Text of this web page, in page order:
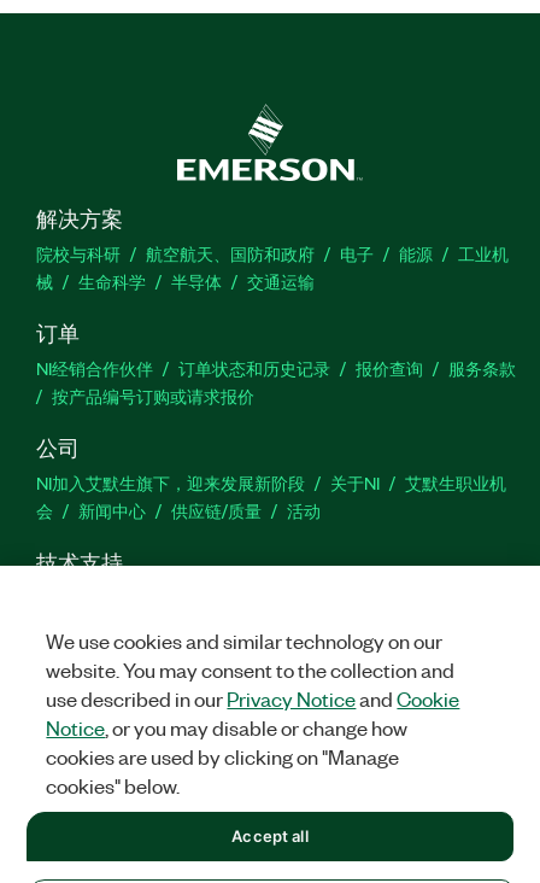
解决方案
院校与科研 航空航天、国防和政府 电子 能源
工业机
械
生命科学 半导体 交通运输
订单
NI经销合作伙伴 订单状态和历史记录 报价查询
服务条款
按产品编号订购或请求报价
公司
NI加入艾默生旗下，迎来发展新阶段 关于NI
艾默生职业机
会
新闻中心 供应链/质量 活动
技术支持
©2026NATIONAL INSTRUMENTS CORP. 恩艾 (中国) 仪器有限公司
版权所有.沪ICP备09002359号.
We use cookies and similar technology on our
website. You may consent to the collection and
use described in ourPrivacy NoticeandCookie
Notice , or you may disable or change how
cookies are used by clicking on "Manage
cookies" below.
Accept all